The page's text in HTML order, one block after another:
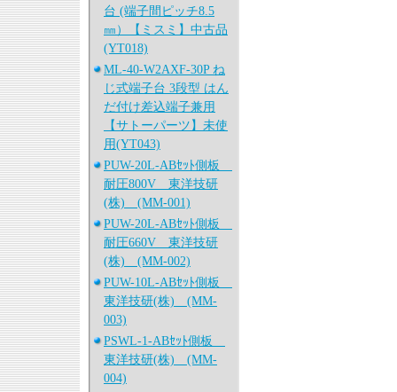
台 (端子間ピッチ8.5
㎜）【ミスミ】中古品
(YT018)
ML-40-W2AXF-30P ね
じ式端子台 3段型 はん
だ付け差込端子兼用
【サトーパーツ】未使
用(YT043)
PUW-20L-ABｾｯﾄ側板
耐圧800V 東洋技研
(株) (MM-001)
PUW-20L-ABｾｯﾄ側板
耐圧660V 東洋技研
(株) (MM-002)
PUW-10L-ABｾｯﾄ側板
東洋技研(株) (MM-
003)
PSWL-1-ABｾｯﾄ側板
東洋技研(株) (MM-
004)